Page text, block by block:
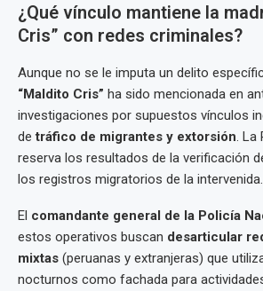
¿Qué vínculo mantiene la
Cris” con redes criminales?
Aunque no se le imputa un delito
“Maldito Cris” ha sido mencionada en
investigaciones por supuestos vínculos
detráfico de migrantes y extorsión .
reserva los resultados de la verificación
los registros migratorios de la intervenida.
El comandante general de la Policía
estos operativos buscan desarticular
mixtas (peruanas y extranjeras) que
nocturnos como fachada para